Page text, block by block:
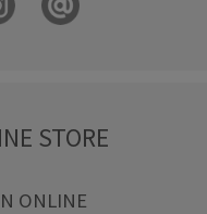
STORE
ONLINE